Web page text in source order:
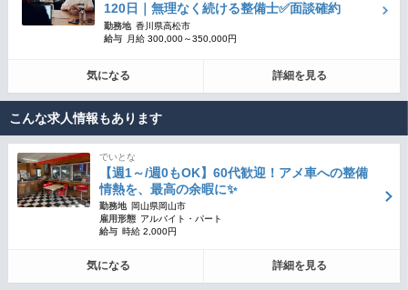
120日｜無理なく続ける整備士✅面談確約
勤務地 香川県高松市
給与
月給 300,000～350,000円
気になる 詳細を見る
こんな求人情報もあります
でいとな
【週1～/週0もOK】60代歓迎！アメ車への整備
情熱を、最高の余暇に✨
勤務地 岡山県岡山市
雇用形態 アルバイト・パート
給与 時給 2,000円
気になる 詳細を見る